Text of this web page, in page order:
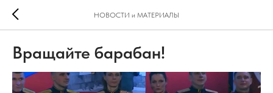
НОВОСТИ и МАТЕРИАЛЫ
Вращайте барабан!